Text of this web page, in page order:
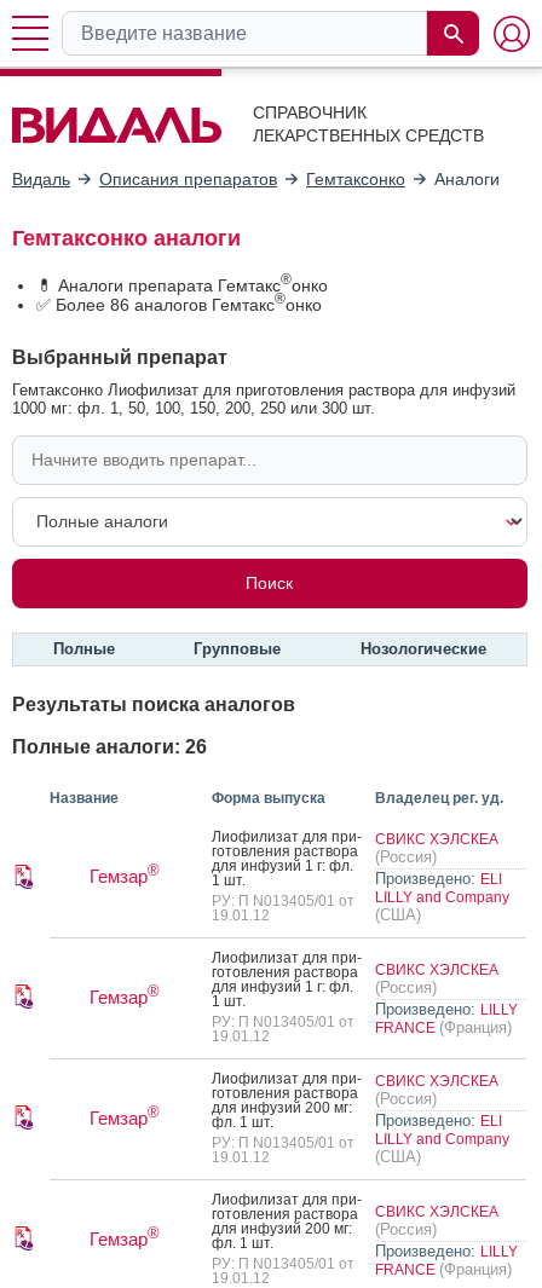
СПРАВОЧНИК
ЛЕКАРСТВЕННЫХ СРЕДСТВ
Видаль Описания препаратов Гемтаксонко Аналоги
Гемтаксонко аналоги
💊 Аналоги препарата Гемтакс®онко
✅ Более 86 аналогов Гемтакс®онко
Выбранный препарат
Гемтаксонко Лиофилизат для приготовления раствора для инфузий
1000 мг: фл. 1, 50, 100, 150, 200, 250 или 300 шт.
Полные Групповые Нозологические
Результаты поиска аналогов
Полные аналоги: 26
Название Форма выпуска Владелец рег. уд.
Гемзар®
Ли­офи­лизат для при­
готов­ле­ния рас­тво­ра
для ин­фу­зий 1 г: фл.
1 шт.
РУ: П N013405/01 от
19.01.12
СВИКС ХЭЛСКЕА
(Россия)
Произведено: ELI
LILLY and Company
(США)
Гемзар®
Ли­офи­лизат для при­
готов­ле­ния рас­тво­ра
для ин­фу­зий 1 г: фл.
1 шт.
РУ: П N013405/01 от
19.01.12
СВИКС ХЭЛСКЕА
(Россия)
Произведено: LILLY
FRANCE (Франция)
Гемзар®
Ли­офи­лизат для при­
готов­ле­ния рас­тво­ра
для ин­фу­зий 200 мг:
фл. 1 шт.
РУ: П N013405/01 от
19.01.12
СВИКС ХЭЛСКЕА
(Россия)
Произведено: ELI
LILLY and Company
(США)
Гемзар®
Ли­офи­лизат для при­
готов­ле­ния рас­тво­ра
для ин­фу­зий 200 мг:
фл. 1 шт.
РУ: П N013405/01 от
19.01.12
СВИКС ХЭЛСКЕА
(Россия)
Произведено: LILLY
FRANCE (Франция)